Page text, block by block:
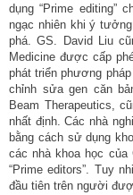
dụng “Prime editing”
ngạc nhiên khi ý
phá. GS. David Liu
Medicine được cấp
phát triển phương
chỉnh sửa gen căn
Beam Therapeutics,
nhất định. Các nhà
bằng cách sử dụng
các nhà khoa học của
“Prime editors”. Tuy
đầu tiên trên người